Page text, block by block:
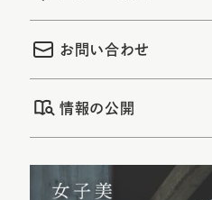
お問い合わせ
情報の公開